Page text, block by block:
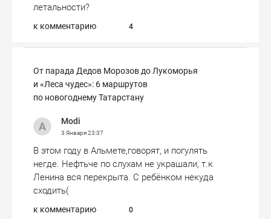
летальности?
к комментарию 4
От парада Дедов Морозов до Лукоморья
и «Леса чудес»: 6 маршрутов
по новогоднему Татарстану
Modi
3 Января23:37
В этом году в Альмете,говорят, и погулять
негде. Нефтьче по слухам не украшали, т.к
Ленина вся перекрыта. С ребёнком некуда
сходить(
к комментарию 0